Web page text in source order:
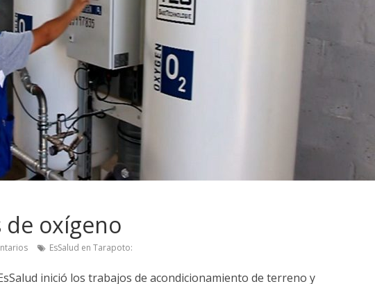
de oxígeno
EsSalud en Tarapoto:
inició los trabajos de acondicionamiento de terreno y